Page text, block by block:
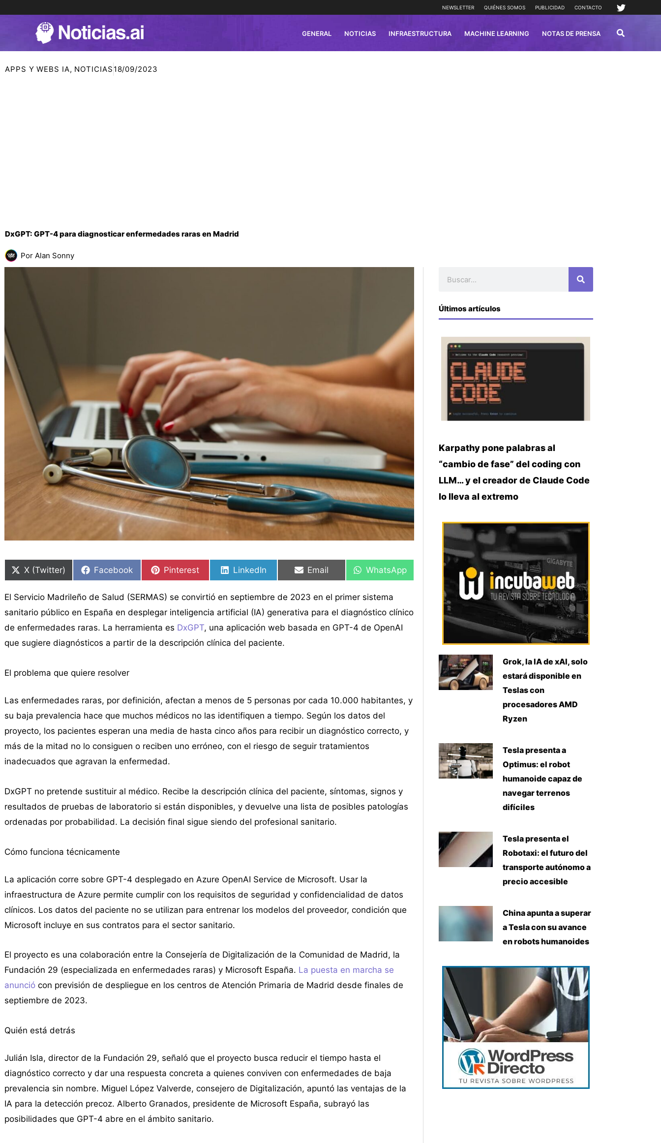
NEWSLETTER QUIÉNES SOMOS PUBLICIDAD CONTACTO
GENERAL NOTICIAS INFRAESTRUCTURA MACHINE LEARNING NOTAS DE PRENSA
APPS Y WEBS IA, NOTICIAS 18/09/2023
DxGPT: GPT-4 para diagnosticar enfermedades raras en Madrid
Por Alan Sonny
en
X (Twitter)
en
Facebook
en
Pinterest
en
LinkedIn
en
Email
en
WhatsApp
El Servicio Madrileño de Salud (SERMAS) se convirtió en septiembre de 2023 en el primer sistema
sanitario público en España en desplegar inteligencia artificial (IA) generativa para el diagnóstico clínico
de enfermedades raras. La herramienta es DxGPT, una aplicación web basada en GPT-4 de OpenAI
que sugiere diagnósticos a partir de la descripción clínica del paciente.
El problema que quiere resolver
Las enfermedades raras, por definición, afectan a menos de 5 personas por cada 10.000 habitantes, y
su baja prevalencia hace que muchos médicos no las identifiquen a tiempo. Según los datos del
proyecto, los pacientes esperan una media de hasta cinco años para recibir un diagnóstico correcto, y
más de la mitad no lo consiguen o reciben uno erróneo, con el riesgo de seguir tratamientos
inadecuados que agravan la enfermedad.
DxGPT no pretende sustituir al médico. Recibe la descripción clínica del paciente, síntomas, signos y
resultados de pruebas de laboratorio si están disponibles, y devuelve una lista de posibles patologías
ordenadas por probabilidad. La decisión final sigue siendo del profesional sanitario.
Cómo funciona técnicamente
La aplicación corre sobre GPT-4 desplegado en Azure OpenAI Service de Microsoft. Usar la
infraestructura de Azure permite cumplir con los requisitos de seguridad y confidencialidad de datos
clínicos. Los datos del paciente no se utilizan para entrenar los modelos del proveedor, condición que
Microsoft incluye en sus contratos para el sector sanitario.
El proyecto es una colaboración entre la Consejería de Digitalización de la Comunidad de Madrid, la
Fundación 29 (especializada en enfermedades raras) y Microsoft España. La puesta en marcha se
anunciócon previsión de despliegue en los centros de Atención Primaria de Madrid desde finales de
septiembre de 2023.
Quién está detrás
Julián Isla, director de la Fundación 29, señaló que el proyecto busca reducir el tiempo hasta el
diagnóstico correcto y dar una respuesta concreta a quienes conviven con enfermedades de baja
prevalencia sin nombre. Miguel López Valverde, consejero de Digitalización, apuntó las ventajas de la
IA para la detección precoz. Alberto Granados, presidente de Microsoft España, subrayó las
posibilidades que GPT-4 abre en el ámbito sanitario.
en
en
en
en
en
en
Últimos artículos
Karpathy pone palabras al
“cambio de fase” del coding con
LLM… y el creador de Claude Code
lo lleva al extremo
Grok, la IA de xAI, solo
estará disponible en
Teslas con
procesadores AMD
Ryzen
Tesla presenta a
Optimus: el robot
humanoide capaz de
navegar terrenos
difíciles
Tesla presenta el
Robotaxi: el futuro del
transporte autónomo a
precio accesible
China apunta a superar
a Tesla con su avance
en robots humanoides